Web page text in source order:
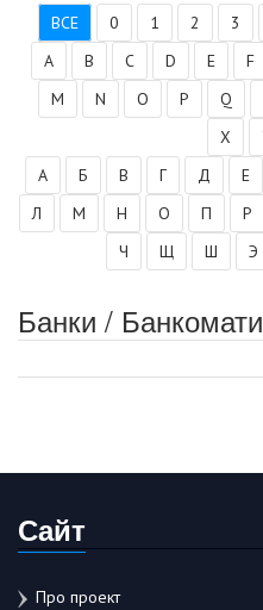
ВСЕ 0 1 2 3
A
B C D E F
M
N O P Q
X
А
Б В Г Д Е
Л
М Н О П Р
Ч
Щ Ш Э
Банки /
Сайт
Про проект